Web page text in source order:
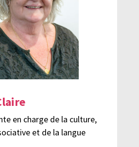
en charge de la culture,
et de la langue